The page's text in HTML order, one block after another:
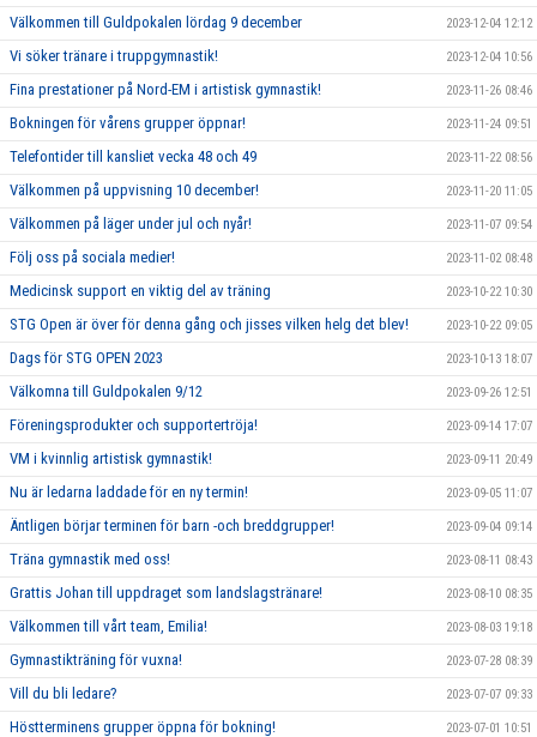
Välkommen till Guldpokalen lördag 9 december 2023-12-04 12:12
Vi söker tränare i truppgymnastik! 2023-12-04 10:56
Fina prestationer på Nord-EM i artistisk gymnastik! 2023-11-26 08:46
Bokningen för vårens grupper öppnar! 2023-11-24 09:51
Telefontider till kansliet vecka 48 och 49 2023-11-22 08:56
Välkommen på uppvisning 10 december! 2023-11-20 11:05
Välkommen på läger under jul och nyår! 2023-11-07 09:54
Följ oss på sociala medier! 2023-11-02 08:48
Medicinsk support en viktig del av träning 2023-10-22 10:30
STG Open är över för denna gång och jisses vilken helg det blev! 2023-10-22 09:05
Dags för STG OPEN 2023 2023-10-13 18:07
Välkomna till Guldpokalen 9/12 2023-09-26 12:51
Föreningsprodukter och supportertröja! 2023-09-14 17:07
VM i kvinnlig artistisk gymnastik! 2023-09-11 20:49
Nu är ledarna laddade för en ny termin! 2023-09-05 11:07
Äntligen börjar terminen för barn -och breddgrupper! 2023-09-04 09:14
Träna gymnastik med oss! 2023-08-11 08:43
Grattis Johan till uppdraget som landslagstränare! 2023-08-10 08:35
Välkommen till vårt team, Emilia! 2023-08-03 19:18
Gymnastikträning för vuxna! 2023-07-28 08:39
Vill du bli ledare? 2023-07-07 09:33
Höstterminens grupper öppna för bokning! 2023-07-01 10:51